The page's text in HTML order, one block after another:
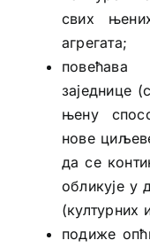
свих
агрегата;
заједнице
њену
нове
да се
обликује у
(културних
подиже